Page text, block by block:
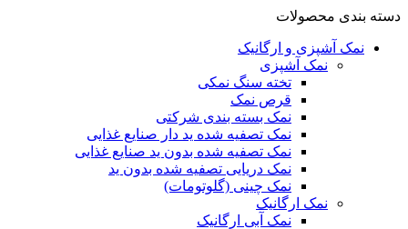
دسته بندی محصولات
نمک آشپزی و ارگانیک
نمک آشپزی
تخته سنگ نمکی
قرص نمک
نمک بسته بندی شرکتی
نمک تصفیه شده ید دار صنایع غذایی
نمک تصفیه شده بدون ید صنایع غذایی
نمک دریایی تصفیه شده بدون ید
نمک چینی (گلوتومات)
نمک ارگانیک
نمک آبی ارگانیک